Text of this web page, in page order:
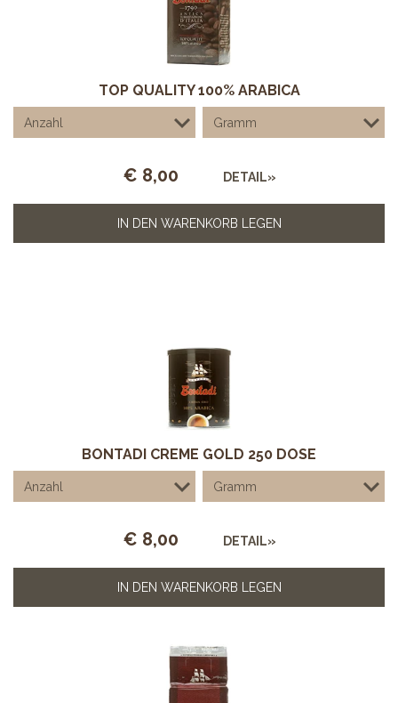
TOP QUALITY 100% ARABICA
€ 8,00 DETAIL»
IN DEN WARENKORB LEGEN
BONTADI CREME GOLD 250 DOSE
€ 8,00 DETAIL»
IN DEN WARENKORB LEGEN